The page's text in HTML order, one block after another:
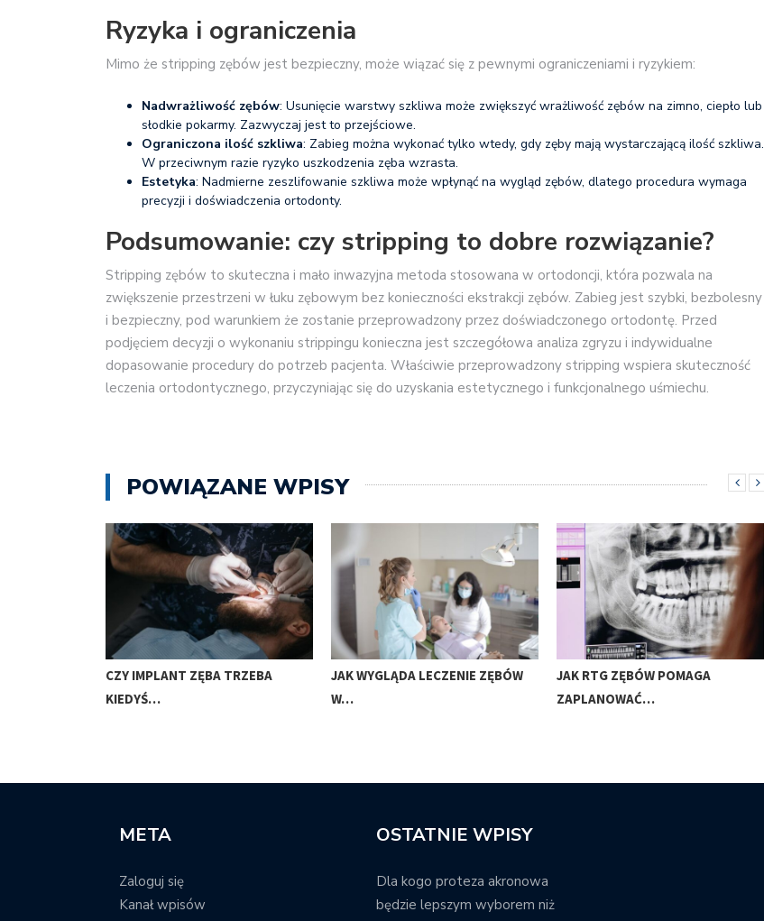
Ryzyka i ograniczenia
Mimo że stripping zębów jest bezpieczny, może wiązać się z pewnymi ograniczeniami i ryzykiem:
Nadwrażliwość zębów: Usunięcie warstwy szkliwa może zwiększyć wrażliwość zębów na zimno, ciepło lub
słodkie pokarmy. Zazwyczaj jest to przejściowe.
Ograniczona ilość szkliwa: Zabieg można wykonać tylko wtedy, gdy zęby mają wystarczającą ilość szkliwa.
W przeciwnym razie ryzyko uszkodzenia zęba wzrasta.
Estetyka: Nadmierne zeszlifowanie szkliwa może wpłynąć na wygląd zębów, dlatego procedura wymaga
precyzji i doświadczenia ortodonty.
Podsumowanie: czy stripping to dobre rozwiązanie?
Stripping zębów to skuteczna i mało inwazyjna metoda stosowana w ortodoncji, która pozwala na
zwiększenie przestrzeni w łuku zębowym bez konieczności ekstrakcji zębów. Zabieg jest szybki, bezbolesny
i bezpieczny, pod warunkiem że zostanie przeprowadzony przez doświadczonego ortodontę. Przed
podjęciem decyzji o wykonaniu strippingu konieczna jest szczegółowa analiza zgryzu i indywidualne
dopasowanie procedury do potrzeb pacjenta. Właściwie przeprowadzony stripping wspiera skuteczność
leczenia ortodontycznego, przyczyniając się do uzyskania estetycznego i funkcjonalnego uśmiechu.
POWIĄZANE WPISY
CZY IMPLANT ZĘBA TRZEBA
KIEDYŚ…
JAK WYGLĄDA LECZENIE ZĘBÓW
W…
JAK RTG ZĘBÓW POMAGA
ZAPLANOWAĆ…
META
Zaloguj się
Kanał wpisów
OSTATNIE WPISY
Dla kogo proteza akronowa
będzie lepszym wyborem niż